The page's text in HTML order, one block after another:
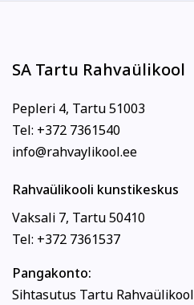
SA Tartu Rahvaülikool
Pepleri 4, Tartu 51003
Tel: +372 7361540
info@rahvaylikool.ee
Rahvaülikooli kunstikeskus
Vaksali 7, Tartu 50410
Tel: +372 7361537
Pangakonto:
Sihtasutus Tartu Rahvaülikool